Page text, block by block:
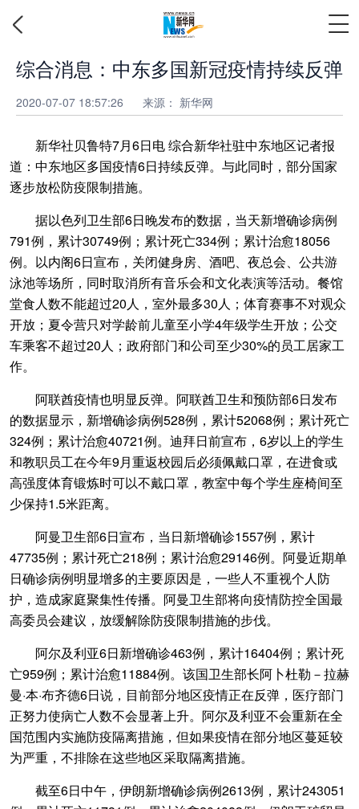
综合消息：中东多国新冠疫情持续反弹
2020-07-07 18:57:26 来源： 新华网
新华社贝鲁特7月6日电 综合新华社驻中东地区记者报
道：中东地区多国疫情6日持续反弹。与此同时，部分国家
逐步放松防疫限制措施。
据以色列卫生部6日晚发布的数据，当天新增确诊病例
791例，累计30749例；累计死亡334例；累计治愈18056
例。以内阁6日宣布，关闭健身房、酒吧、夜总会、公共游
泳池等场所，同时取消所有音乐会和文化表演等活动。餐馆
堂食人数不能超过20人，室外最多30人；体育赛事不对观众
开放；夏令营只对学龄前儿童至小学4年级学生开放；公交
车乘客不超过20人；政府部门和公司至少30%的员工居家工
作。
阿联酋疫情也明显反弹。阿联酋卫生和预防部6日发布
的数据显示，新增确诊病例528例，累计52068例；累计死亡
324例；累计治愈40721例。迪拜日前宣布，6岁以上的学生
和教职员工在今年9月重返校园后必须佩戴口罩，在进食或
高强度体育锻炼时可以不戴口罩，教室中每个学生座椅间至
少保持1.5米距离。
阿曼卫生部6日宣布，当日新增确诊1557例，累计
47735例；累计死亡218例；累计治愈29146例。阿曼近期单
日确诊病例明显增多的主要原因是，一些人不重视个人防
护，造成家庭聚集性传播。阿曼卫生部将向疫情防控全国最
高委员会建议，放缓解除防疫限制措施的步伐。
阿尔及利亚6日新增确诊463例，累计16404例；累计死
亡959例；累计治愈11884例。该国卫生部长阿卜杜勒－拉赫
曼·本·布齐德6日说，目前部分地区疫情正在反弹，医疗部门
正努力使病亡人数不会显著上升。阿尔及利亚不会重新在全
国范围内实施防疫隔离措施，但如果疫情在部分地区蔓延较
为严重，不排除在这些地区采取隔离措施。
截至6日中午，伊朗新增确诊病例2613例，累计243051